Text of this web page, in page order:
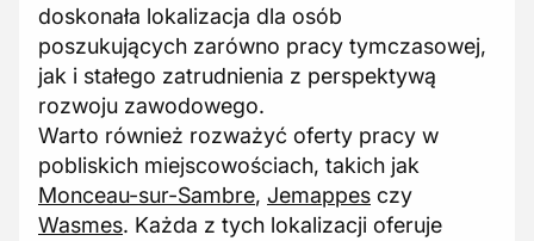
doskonała lokalizacja dla osób
poszukujących zarówno pracy tymczasowej,
jak i stałego zatrudnienia z perspektywą
rozwoju zawodowego.
Warto również rozważyć oferty pracy w
pobliskich miejscowościach, takich jak
Monceau-sur-Sambre, Jemappes czy
Wasmes. Każda z tych lokalizacji oferuje